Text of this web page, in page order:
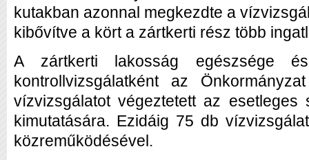
kutakban azonnal megkezdte a
kibővítve a kört a zártkerti rész több
A zártkerti lakosság egészsége
kontrollvizsgálatként az
vízvizsgálatot végeztetett az esetleges
kimutatására. Ezidáig 75 db
közreműködésével.